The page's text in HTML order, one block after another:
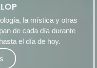
la mística y otras
de cada día durante
el día de hoy.